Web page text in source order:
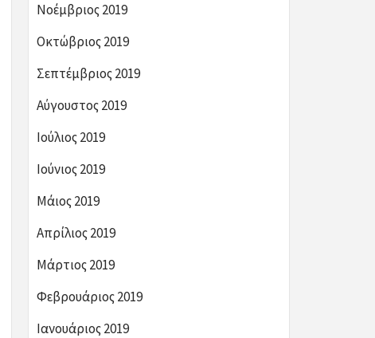
Νοέμβριος 2019
Οκτώβριος 2019
Σεπτέμβριος 2019
Αύγουστος 2019
Ιούλιος 2019
Ιούνιος 2019
Μάιος 2019
Απρίλιος 2019
Μάρτιος 2019
Φεβρουάριος 2019
Ιανουάριος 2019